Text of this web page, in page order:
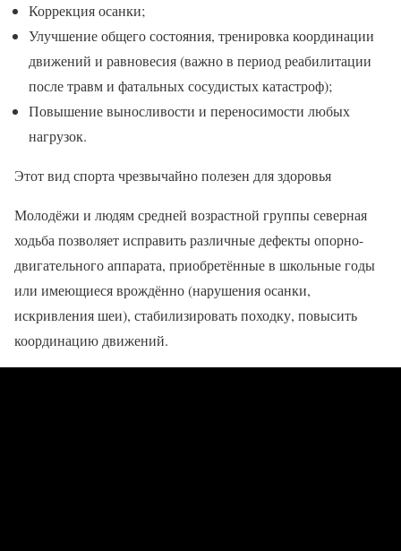
Коррекция осанки;
Улучшение общего состояния, тренировка координации
движений и равновесия (важно в период реабилитации
после травм и фатальных сосудистых катастроф);
Повышение выносливости и переносимости любых
нагрузок.
Этот вид спорта чрезвычайно полезен для здоровья
Молодёжи и людям средней возрастной группы северная
ходьба позволяет исправить различные дефекты опорно-
двигательного аппарата, приобретённые в школьные годы
или имеющиеся врождённо (нарушения осанки,
искривления шеи), стабилизировать походку, повысить
координацию движений.